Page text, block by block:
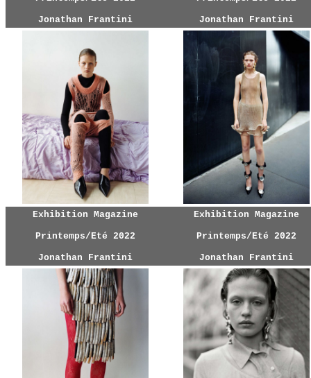
Jonathan Frantini Jonathan Frantini
Exhibition Magazine
Printemps/Eté 2022
Jonathan Frantini
Exhibition Magazine
Printemps/Eté 2022
Jonathan Frantini